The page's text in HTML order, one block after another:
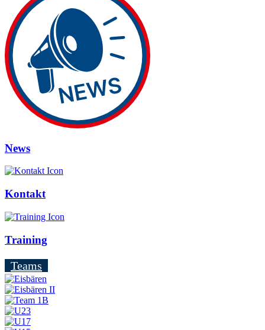
News
Kontakt
Training
Teams